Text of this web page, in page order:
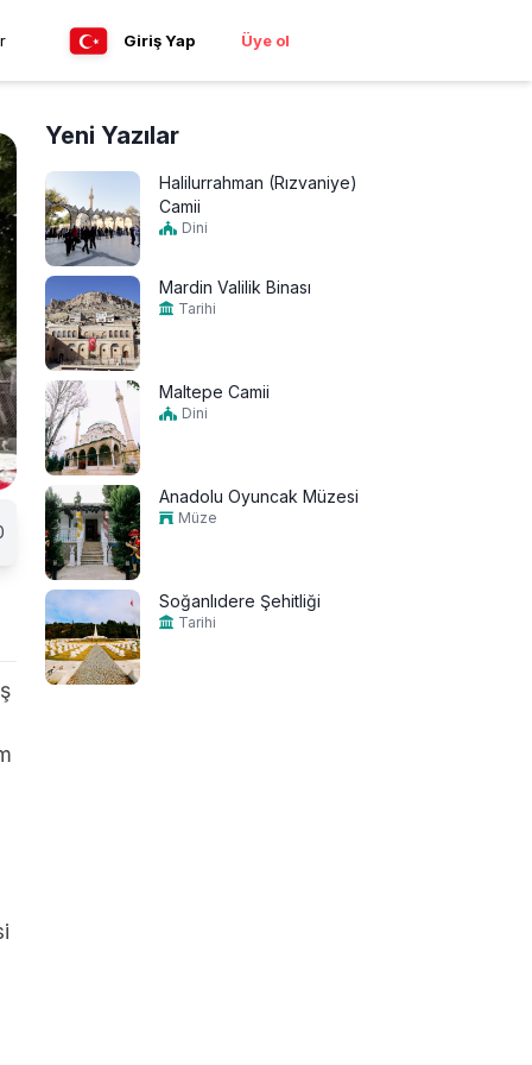
Giriş Yap Üye ol
Yeni Yazılar
Halilurrahman (Rızvaniye)
Camii
Dini
Mardin Valilik Binası
Tarihi
Maltepe Camii
Dini
Anadolu Oyuncak Müzesi
Müze
Soğanlıdere Şehitliği
Tarihi